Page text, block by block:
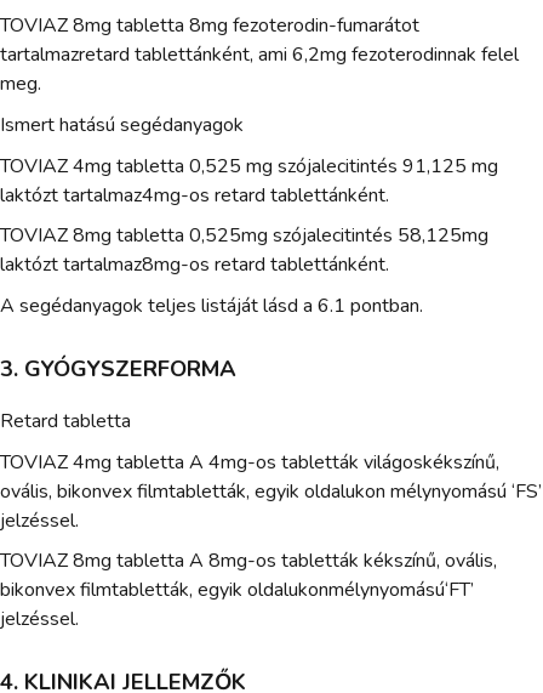
TOVIAZ 8mg tabletta 8mg fezoterodin-fumarátot
tartalmazretard tablettánként, ami 6,2mg fezoterodinnak felel
meg.
Ismert hatású segédanyagok
TOVIAZ 4mg tabletta 0,525 mg szójalecitintés 91,125 mg
laktózt tartalmaz4mg-os retard tablettánként.
TOVIAZ 8mg tabletta 0,525mg szójalecitintés 58,125mg
laktózt tartalmaz8mg-os retard tablettánként.
A segédanyagok teljes listáját lásd a 6.1 pontban.
3. GYÓGYSZERFORMA
Retard tabletta
TOVIAZ 4mg tabletta A 4mg-os tabletták világoskékszínű,
ovális, bikonvex filmtabletták, egyik oldalukon mélynyomású ‘FS’
jelzéssel.
TOVIAZ 8mg tabletta A 8mg-os tabletták kékszínű, ovális,
bikonvex filmtabletták, egyik oldalukonmélynyomású‘FT’
jelzéssel.
4. KLINIKAI JELLEMZŐK